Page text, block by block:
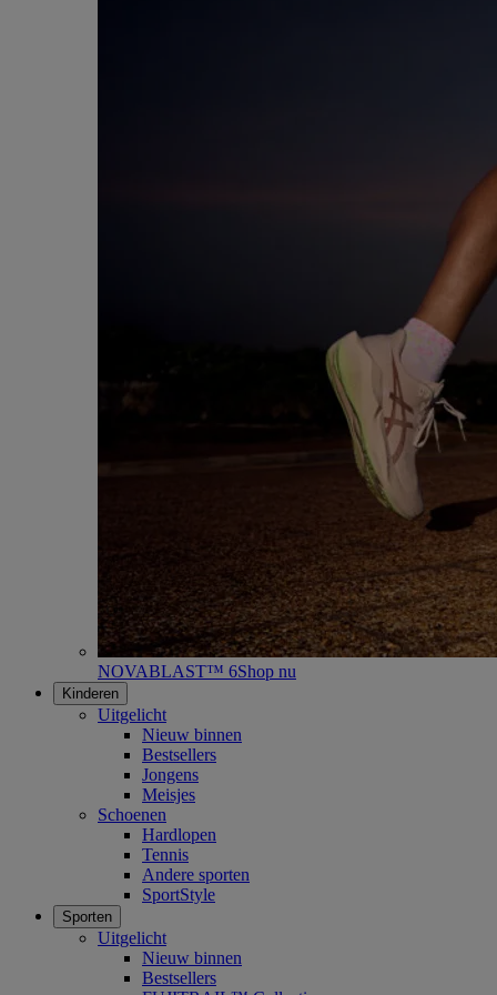
NOVABLAST™ 6Shop nu
Kinderen
Uitgelicht
Nieuw binnen
Bestsellers
Jongens
Meisjes
Schoenen
Hardlopen
Tennis
Andere sporten
SportStyle
Sporten
Uitgelicht
Nieuw binnen
Bestsellers